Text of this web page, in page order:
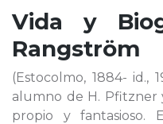
Vida y
Rangström
(Estocolmo, 1884- id.,
alumno de H. Pfitzner
propio y fantasioso.